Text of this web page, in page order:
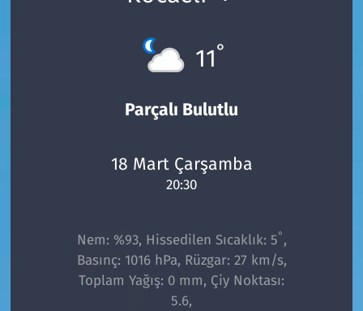
11°
Parçalı Bulutlu
18 Mart Çarşamba
20:30
Nem: %93, Hissedilen Sıcaklık: 5° ,
Basınç: 1016 hPa, Rüzgar: 27 km/s,
Toplam Yağış: 0 mm, Çiy Noktası:
5.6,